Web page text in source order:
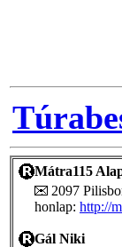
Mátra115
2097
honlap: http://
Gál Niki